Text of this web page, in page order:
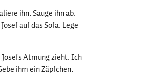
ihn. Sauge ihn ab.
auf das Sofa. Lege
Atmung zieht. Ich
ihm ein Zäpfchen.